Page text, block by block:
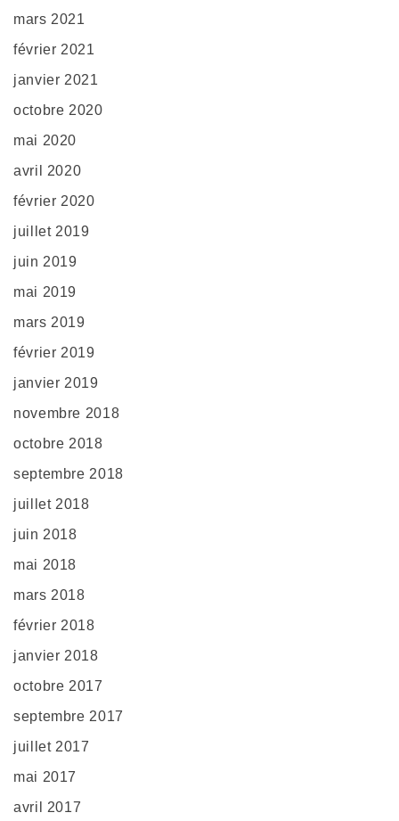
mars 2021
février 2021
janvier 2021
octobre 2020
mai 2020
avril 2020
février 2020
juillet 2019
juin 2019
mai 2019
mars 2019
février 2019
janvier 2019
novembre 2018
octobre 2018
septembre 2018
juillet 2018
juin 2018
mai 2018
mars 2018
février 2018
janvier 2018
octobre 2017
septembre 2017
juillet 2017
mai 2017
avril 2017